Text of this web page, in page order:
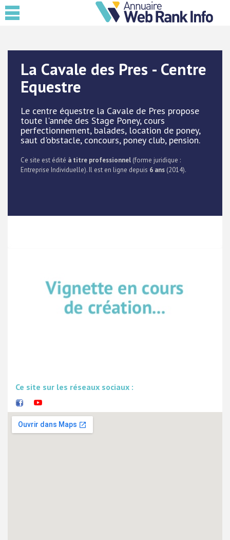
La Cavale des Pres - Centre
Equestre
Le centre équestre la Cavale de Pres propose
toute l'année des Stage Poney, cours
perfectionnement, balades, location de poney,
saut d'obstacle, concours, poney club, pension.
Ce site est édité à titre professionnel (forme juridique :
Entreprise Individuelle). Il est en ligne depuis 6 ans (2014).
Ce site sur les réseaux sociaux :